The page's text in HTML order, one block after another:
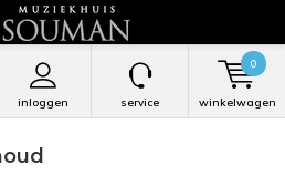
inloggen service winkelwagen
0